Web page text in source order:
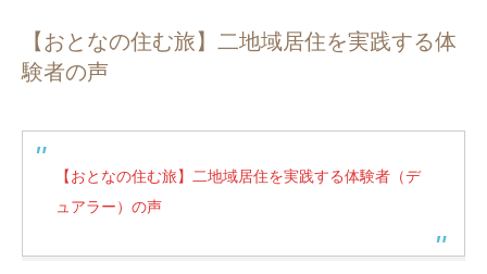
【おとなの住む旅】二地域居住を実践する体
験者の声
【おとなの住む旅】二地域居住を実践する体験者（デ
ュアラー）の声